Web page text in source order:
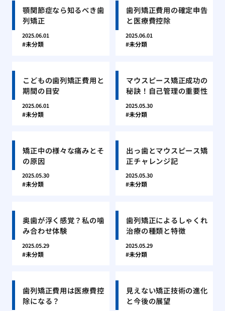
顎関節症なら知るべき歯
列矯正
2025.06.01
未分類
歯列矯正費用の確定申告
と医療費控除
2025.06.01
未分類
こどもの歯列矯正費用と
期間の目安
2025.06.01
未分類
マウスピース矯正成功の
秘訣！自己管理の重要性
2025.05.30
未分類
矯正中の様々な痛みとそ
の原因
2025.05.30
未分類
出っ歯とマウスピース矯
正チャレンジ記
2025.05.30
未分類
奥歯が浮く感覚？私の噛
み合わせ体験
2025.05.29
未分類
歯列矯正によるしゃくれ
治療の種類と特徴
2025.05.29
未分類
歯列矯正費用は医療費控
除になる？
見えない矯正技術の進化
と今後の展望